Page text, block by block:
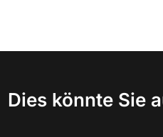
Dies könnte Sie